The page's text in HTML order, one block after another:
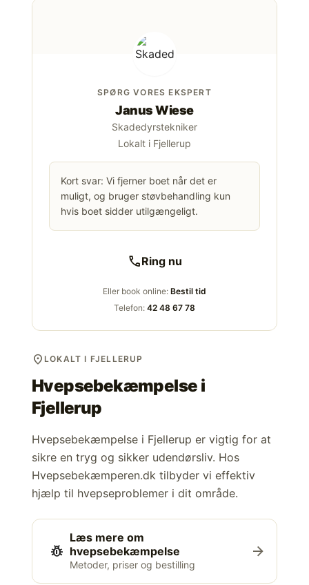
SPØRG VORES EKSPERT
Janus Wiese
Skadedyrstekniker
Lokalt i Fjellerup
Kort svar: Vi fjerner boet når det er
muligt, og bruger støvbehandling kun
hvis boet sidder utilgængeligt.
callRing nu
Eller book online: Bestil tid
Telefon: 42 48 67 78
location_on LOKALT I FJELLERUP
Hvepsebekæmpelse i
Fjellerup
Hvepsebekæmpelse i Fjellerup er vigtig for at
sikre en tryg og sikker udendørsliv. Hos
Hvepsebekæmperen.dk tilbyder vi effektiv
hjælp til hvepseproblemer i dit område.
pest_control
Læs mere om
hvepsebekæmpelse
Metoder, priser og bestilling
arrow_forward